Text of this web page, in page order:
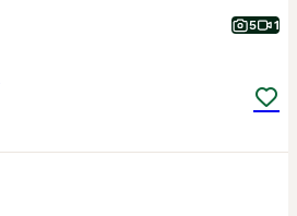
5 1